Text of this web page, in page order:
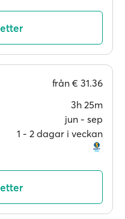
från € 31.36
3h 25m
jun ‐ sep
1 ‐ 2 dagar i veckan